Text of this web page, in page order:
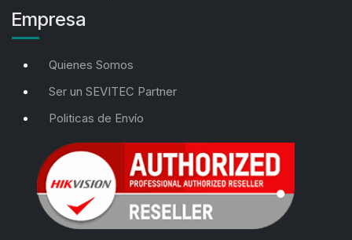
Empresa
Quienes Somos
Ser un SEVITEC Partner
Politicas de Envío